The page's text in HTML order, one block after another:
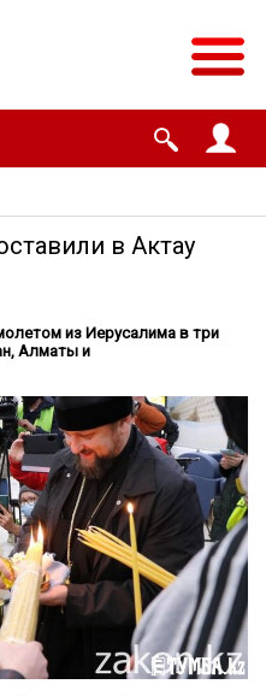
в Актау
из Иерусалима в три
Алматы и